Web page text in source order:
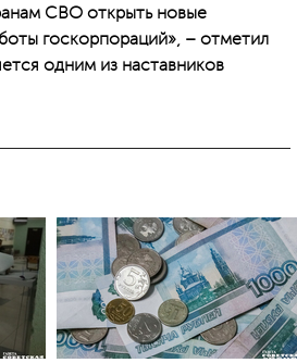
СВО открыть новые
госкорпораций», – отметил
одним из наставников